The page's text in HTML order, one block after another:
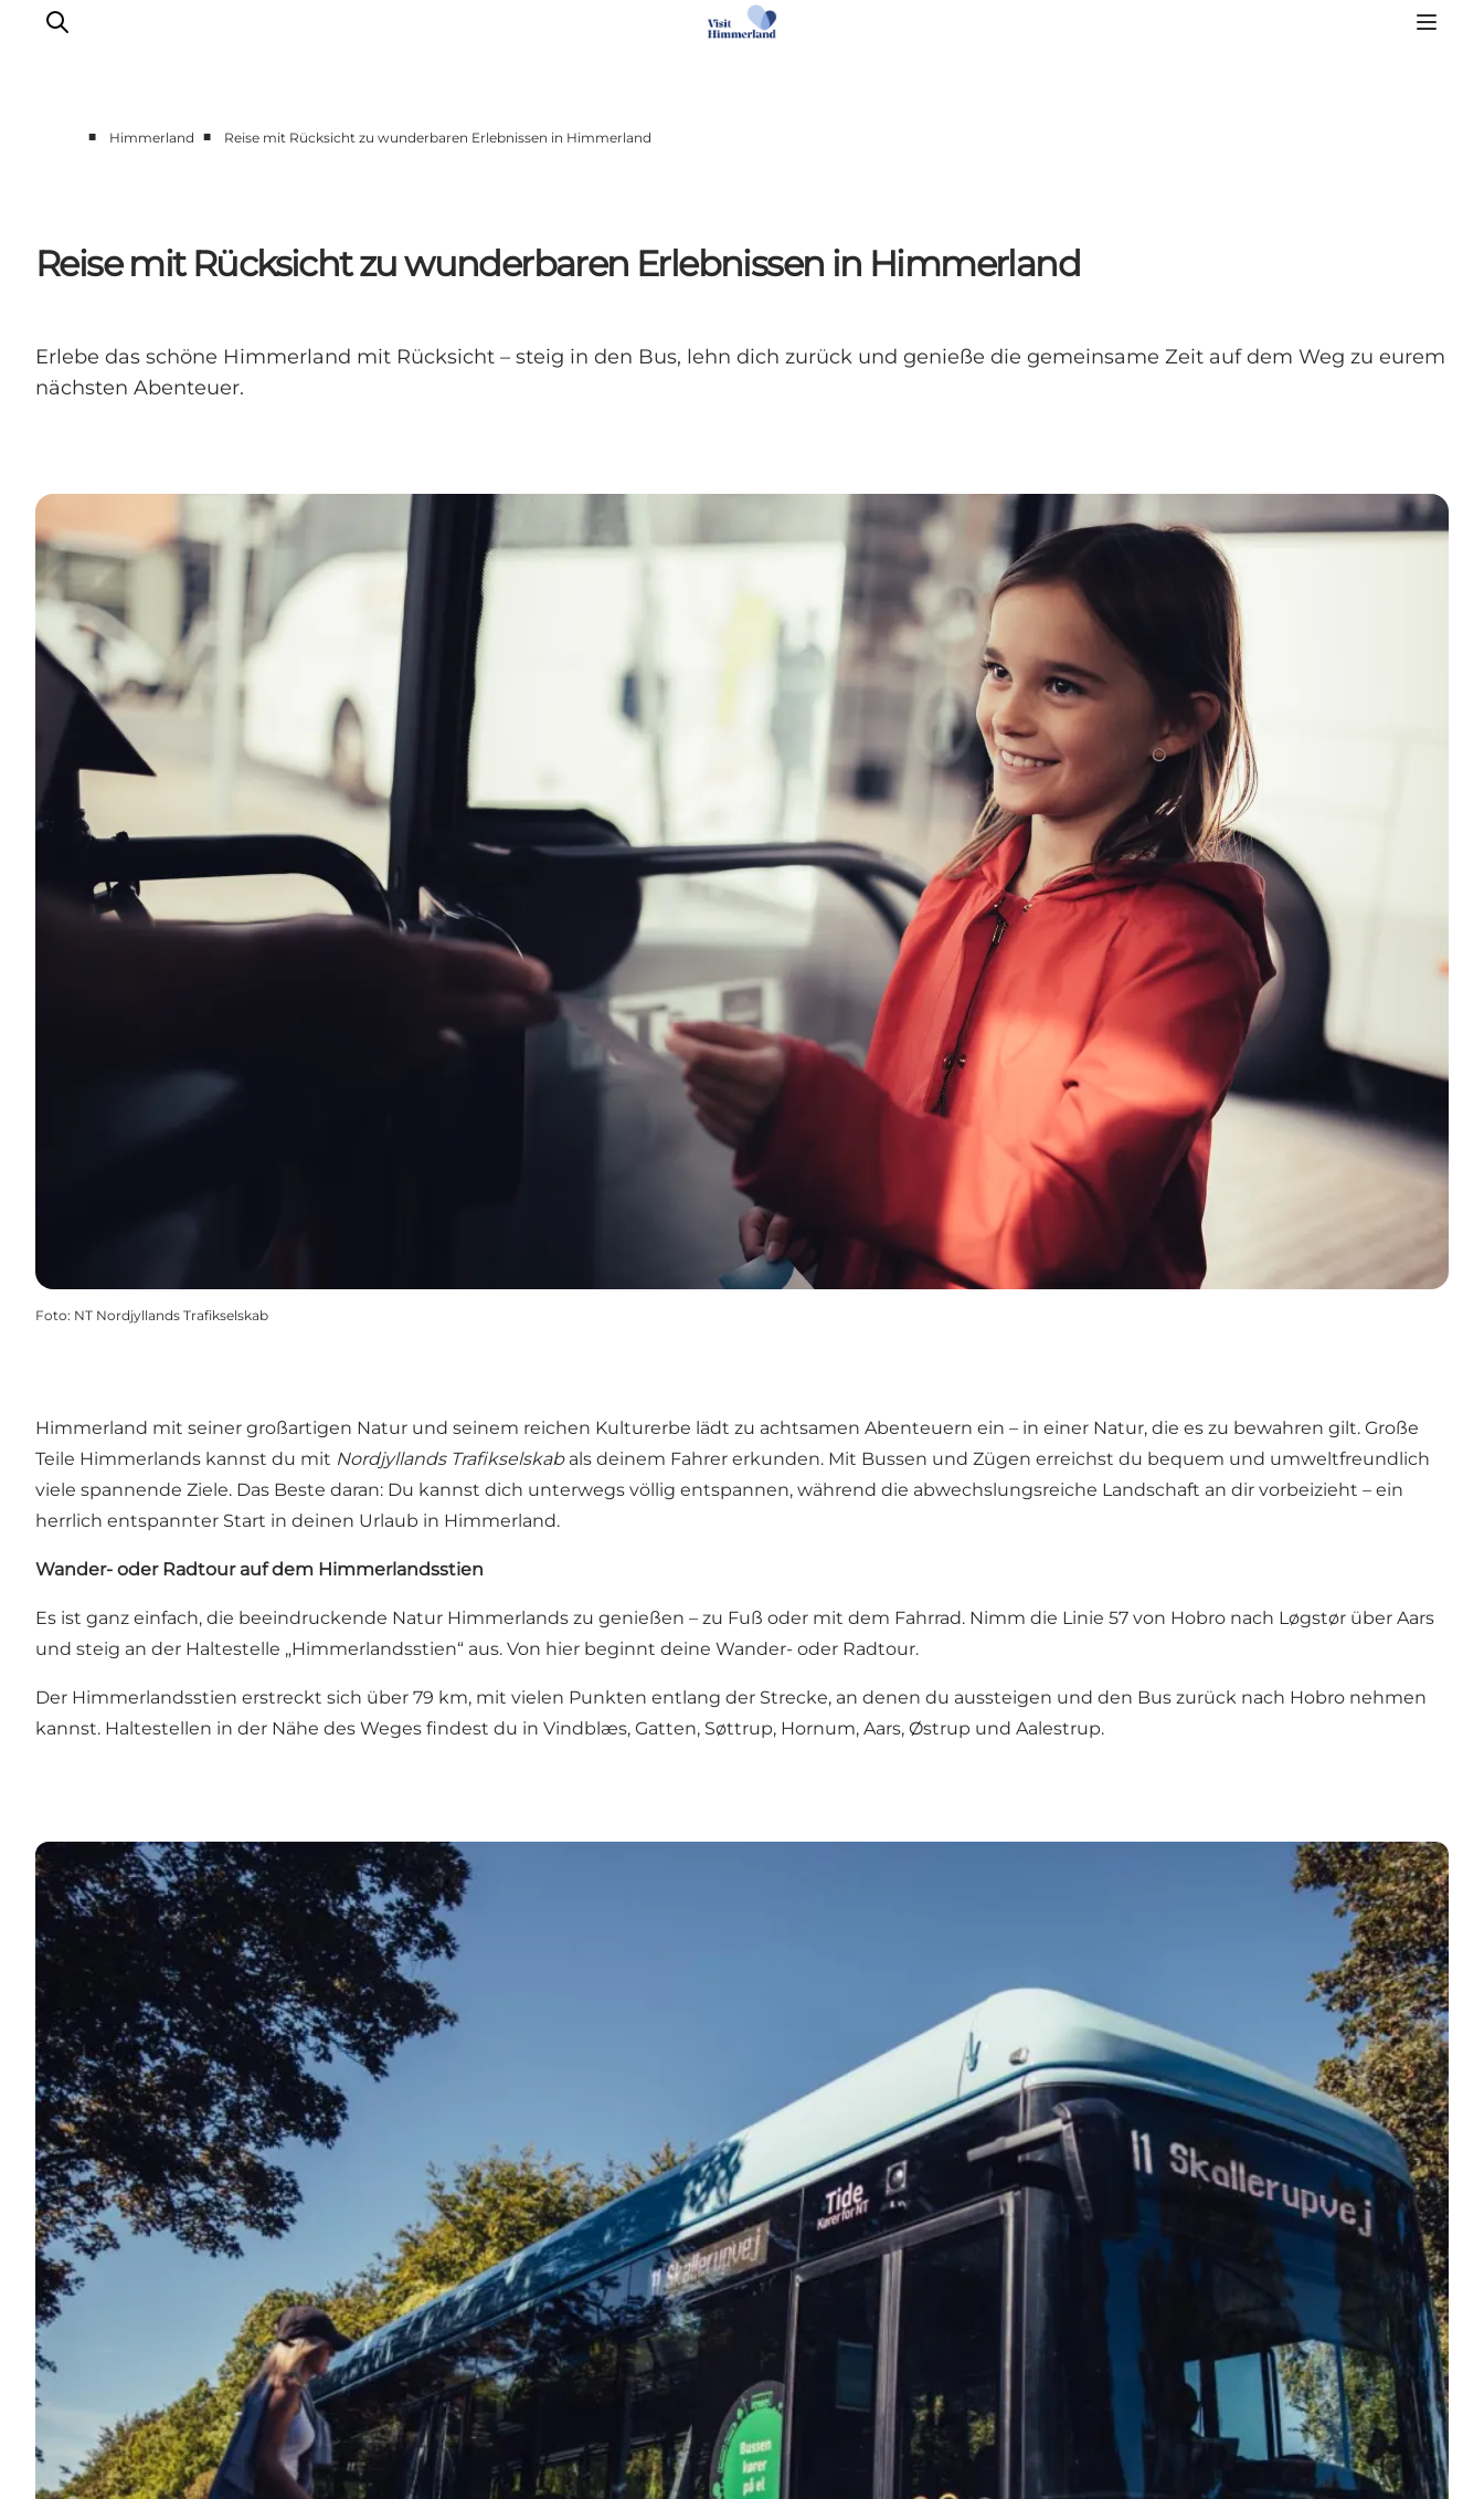
Städte und Orte
Das passiert
Praktische Informationen
■ Himmerland ■ Reise mit Rücksicht zu wunderbaren Erlebnissen in Himmerland
Reise mit Rücksicht zu wunderbaren Erlebnissen in Himmerland
Erlebe das schöne Himmerland mit Rücksicht – steig in den Bus, lehn dich zurück und genieße die gemeinsame Zeit auf dem Weg zu eurem
nächsten Abenteuer.
Foto: NT Nordjyllands Trafikselskab
Himmerland mit seiner großartigen Natur und seinem reichen Kulturerbe lädt zu achtsamen Abenteuern ein – in einer Natur, die es zu bewahren gilt. Große
Teile Himmerlands kannst du mit Nordjyllands Trafikselskabals deinem Fahrer erkunden. Mit Bussen und Zügen erreichst du bequem und umweltfreundlich
viele spannende Ziele. Das Beste daran: Du kannst dich unterwegs völlig entspannen, während die abwechslungsreiche Landschaft an dir vorbeizieht – ein
herrlich entspannter Start in deinen Urlaub in Himmerland.
Wander- oder Radtour auf dem Himmerlandsstien
Es ist ganz einfach, die beeindruckende Natur Himmerlands zu genießen – zu Fuß oder mit dem Fahrrad. Nimm die Linie 57 von Hobro nach Løgstør über Aars
und steig an der Haltestelle „Himmerlandsstien“ aus. Von hier beginnt deine Wander- oder Radtour.
Der Himmerlandsstien erstreckt sich über 79 km, mit vielen Punkten entlang der Strecke, an denen du aussteigen und den Bus zurück nach Hobro nehmen
kannst. Haltestellen in der Nähe des Weges findest du in Vindblæs, Gatten, Søttrup, Hornum, Aars, Østrup und Aalestrup.